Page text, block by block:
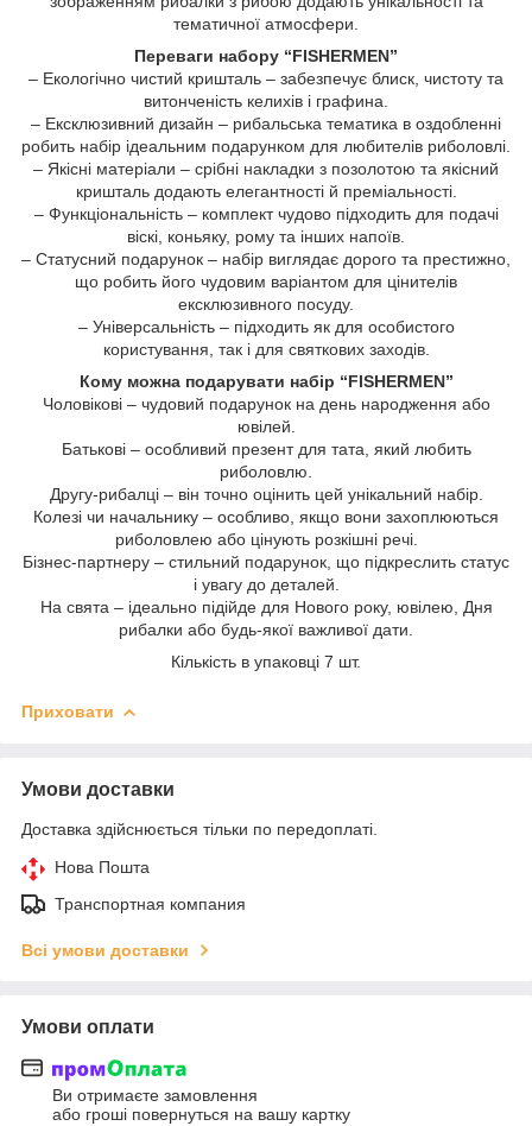
тематичної атмосфери.
Переваги набору “FISHERMEN”
– Екологічно чистий кришталь – забезпечує блиск, чистоту та
витонченість келихів і графина.
– Ексклюзивний дизайн – рибальська тематика в оздобленні
робить набір ідеальним подарунком для любителів риболовлі.
– Якісні матеріали – срібні накладки з позолотою та якісний
кришталь додають елегантності й преміальності.
– Функціональність – комплект чудово підходить для подачі
віскі, коньяку, рому та інших напоїв.
– Статусний подарунок – набір виглядає дорого та престижно,
що робить його чудовим варіантом для цінителів
ексклюзивного посуду.
– Універсальність – підходить як для особистого
користування, так і для святкових заходів.
Кому можна подарувати набір “FISHERMEN”
Чоловікові – чудовий подарунок на день народження або
ювілей.
Батькові – особливий презент для тата, який любить
риболовлю.
Другу-рибалці – він точно оцінить цей унікальний набір.
Колезі чи начальнику – особливо, якщо вони захоплюються
риболовлею або цінують розкішні речі.
Бізнес-партнеру – стильний подарунок, що підкреслить статус
і увагу до деталей.
На свята – ідеально підійде для Нового року, ювілею, Дня
рибалки або будь-якої важливої дати.
Кількість в упаковці 7 шт.
Приховати
Умови доставки
Доставка здійснюється тільки по передоплаті.
Нова Пошта
Транспортная компания
Всі умови доставки
Умови оплати
Ви отримаєте замовлення
або гроші повернуться на вашу картку